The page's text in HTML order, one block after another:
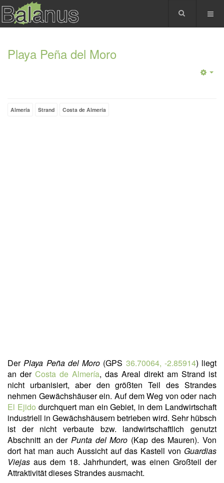
Playa Peña del Moro
Almería Strand Costa de Almería
DerPlaya Peña del Moro (GPS 36.70064, -2.85914) liegt
an der Costa de Almería, das Areal direkt am Strand ist
nicht urbanisiert, aber den größten Teil des Strandes
nehmen Gewächshäuser ein. Auf dem Weg von oder nach
El Ejido durchquert man ein Gebiet, in dem Landwirtschaft
industriell in Gewächshäusern betrieben wird. Sehr hübsch
ist der nicht verbaute bzw. landwirtschaftlich genutzt
Abschnitt an der Punta del Moro (Kap des Mauren). Von
dort hat man auch Aussicht auf das Kastell von Guardias
Viejas aus dem 18. Jahrhundert, was einen Großteil der
Attraktivität dieses Strandes ausmacht.